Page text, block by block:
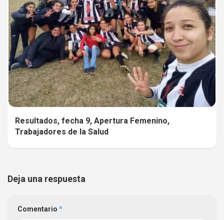
Resultados, fecha 9, Apertura Femenino,
Trabajadores de la Salud
Deja una respuesta
Comentario *